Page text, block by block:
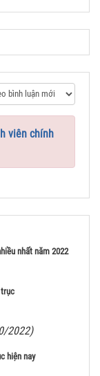
viên chính
nhất năm 2022
2022)
hiện nay